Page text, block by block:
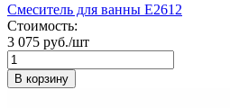
Смеситель для ванны E2612
Стоимость:
3 075 руб./шт
В корзину